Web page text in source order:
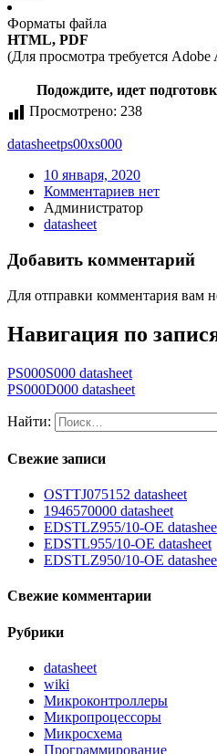
Форматы файла
HTML, PDF
(Для просмотра требуется Adobe
Подождите, идет
Просмотрено: 238
datasheetps00xs000
10 января, 2020
Комментариев нет
Администратор
datasheet
Добавить комментарий
Для отправки комментария вам
Навигация по
PS000S000 datasheet
PS000D000 datasheet
Найти:
Свежие записи
OSTTJ075152 datasheet
1946570000 datasheet
EDSTLZ955/10-OE
EDSTL955/10-OE datasheet
EDSTLZ950/10-OE
Свежие комментарии
Рубрики
datasheet
wiki
Микроконтроллеры
Микропроцессоры
Микросхема
Программирование